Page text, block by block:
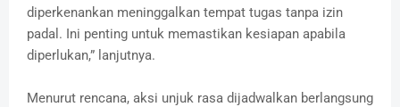
diperkenankan meninggalkan tempat tugas tanpa izin
padal. Ini penting untuk memastikan kesiapan apabila
diperlukan,” lanjutnya.
Menurut rencana, aksi unjuk rasa dijadwalkan berlangsung